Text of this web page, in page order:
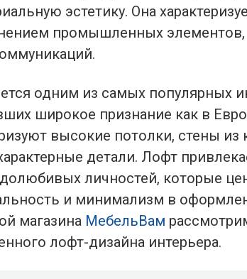
эстетику. Она
промышленных элементов,
одним из самых популярных
широкое признание как в
высокие потолки, стены
детали. Лофт
личностей, которые
и минимализм в
магазина МебельВам
лофт-дизайна интерьера.